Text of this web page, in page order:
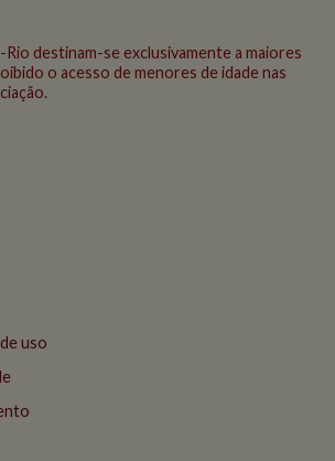
Rio destinam-se exclusivamente a maiores
o acesso de menores de idade nas
uso